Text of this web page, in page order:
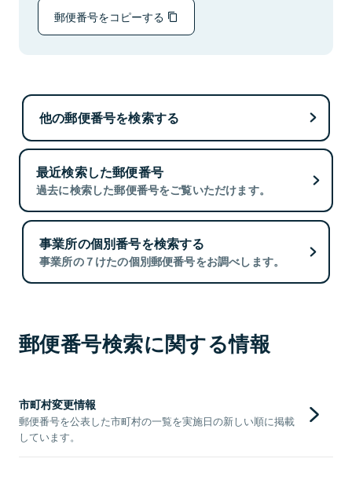
郵便番号をコピーする
他の郵便番号を検索する
最近検索した郵便番号
過去に検索した郵便番号をご覧いただけます。
事業所の個別番号を検索する
事業所の７けたの個別郵便番号をお調べします。
郵便番号検索に関する情報
市町村変更情報
郵便番号を公表した市町村の一覧を実施日の新しい順に掲載
しています。